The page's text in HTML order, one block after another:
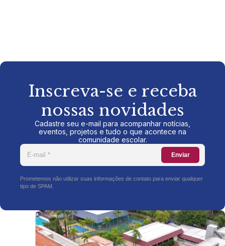
Inscreva-se e receba
nossas novidades
Cadastre seu e-mail para acompanhar notícias,
eventos, projetos e tudo o que acontece na
comunidade escolar.
Enviar
Prometemos não utilizar suas informações de contato para enviar qualquer
tipo de SPAM.